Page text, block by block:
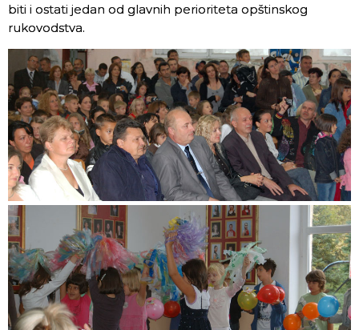
biti i ostati jedan od glavnih perioriteta opštinskog
rukovodstva.